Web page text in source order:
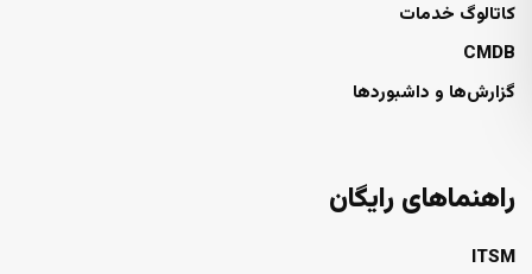
کاتالوگ خدمات
CMDB
گزارش‌ها و داشبوردها
راهنماهای رایگان
ITSM